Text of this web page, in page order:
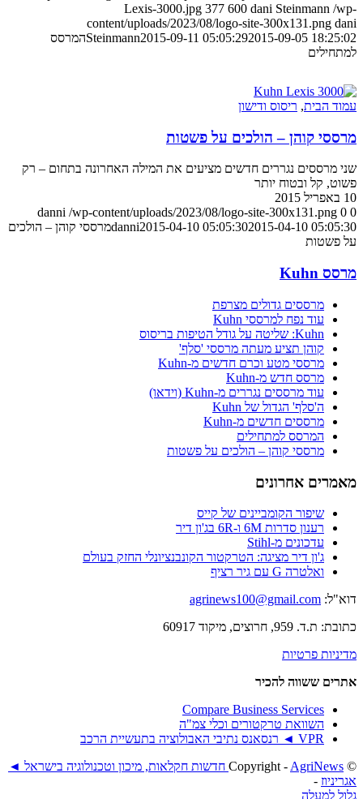
Lexis-3000.jpg 377 600 dani Steinmann /wp-
content/uploads/2023/08/logo-site-300x131.png dani
Steinmann2015-09-11 05:05:292015-09-05 18:25:02
המרסס
למתחילים
עמוד הבית, ריסוס ודישון
מרססי קוהן – הולכים על פשטות
שני מרססים נגררים חדשים מציעים את המילה האחרונה בתחום – רק
פשוט, קל ובטוח יותר
10 באפריל 2015
0
0
danni /wp-content/uploads/2023/08/logo-site-300x131.png
danni2015-04-10 05:05:302015-04-10 05:05:30
מרססי קוהן – הולכים
על פשטות
מרסס Kuhn
מרססים גדולים מצרפת
עוד נפח למרססי Kuhn
Kuhn: שליטה על גודל הטיפות בריסוס
קוהן תציע מעתה מרססי 'סלף'
מרססי מטע וכרם חדשים מ-Kuhn
מרסס חדש מ-Kuhn
עוד מרססים נגררים מ-Kuhn (וידאו)
ה'סלף' הגדול של Kuhn
מרססים חדשים מ-Kuhn
המרסס למתחילים
מרססי קוהן – הולכים על פשטות
מאמרים אחרונים
שיפור הקומביינים של קייס
רענון סדרות 6M ו-6R בג'ון דיר
עדכונים מ-Stihl
ג'ון דיר מציגה: הטרקטור הקונבנציונלי החזק בעולם
ואלטרה G עם גיר רציף
דוא"ל: agrinews100@gmail.com
כתובת: ת.ד. 959, חרוצים, מיקוד 60917
מדיניות פרטיות
אתרים ששווה להכיר
Compare Business Services
השוואת טרקטורים וכלי צמ"ה
VPR ◄ רנסאנס נתיבי האבולוציה בתעשיית הרכב
© ‫Copyright -
AgriNews חדשות חקלאות, מיכון וטכנולוגיה בישראל ◄
אגריניוז -
גלול למעלה